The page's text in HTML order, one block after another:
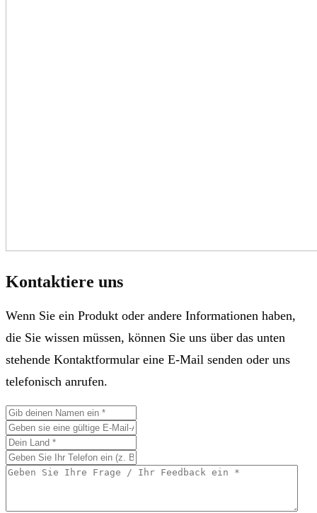
Kontaktiere uns
Wenn Sie ein Produkt oder andere Informationen haben,
die Sie wissen müssen, können Sie uns über das unten
stehende Kontaktformular eine E-Mail senden oder uns
telefonisch anrufen.